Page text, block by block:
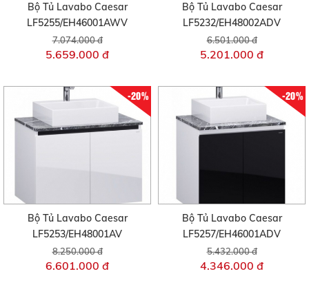
Bộ Tủ Lavabo Caesar
LF5255/EH46001AWV
7.074.000 đ
5.659.000 đ
Bộ Tủ Lavabo Caesar
LF5232/EH48002ADV
6.501.000 đ
5.201.000 đ
-20%
Bộ Tủ Lavabo Caesar
LF5253/EH48001AV
8.250.000 đ
6.601.000 đ
-20%
Bộ Tủ Lavabo Caesar
LF5257/EH46001ADV
5.432.000 đ
4.346.000 đ